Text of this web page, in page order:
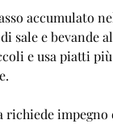
accumulato
sale e bevande
e usa piatti
impegno